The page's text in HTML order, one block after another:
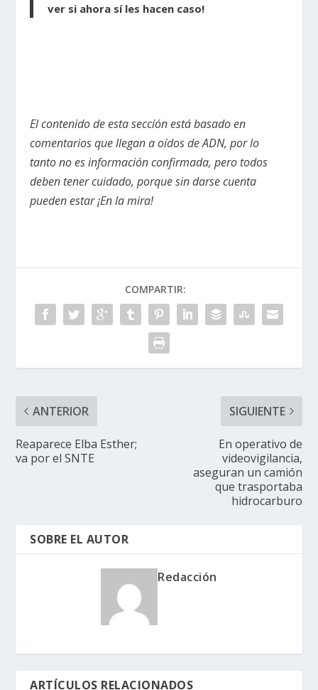
ver si ahora sí les hacen caso!
El contenido de esta sección está basado en
comentarios que llegan a oídos de ADN, por lo
tanto no es información confirmada, pero todos
deben tener cuidado, porque sin darse cuenta
pueden estar ¡En la mira!
COMPARTIR:
ANTERIOR
Reaparece Elba Esther;
va por el SNTE
SIGUIENTE
En operativo de
videovigilancia,
aseguran un camión
que trasportaba
hidrocarburo
SOBRE EL AUTOR
Redacción
ARTÍCULOS RELACIONADOS